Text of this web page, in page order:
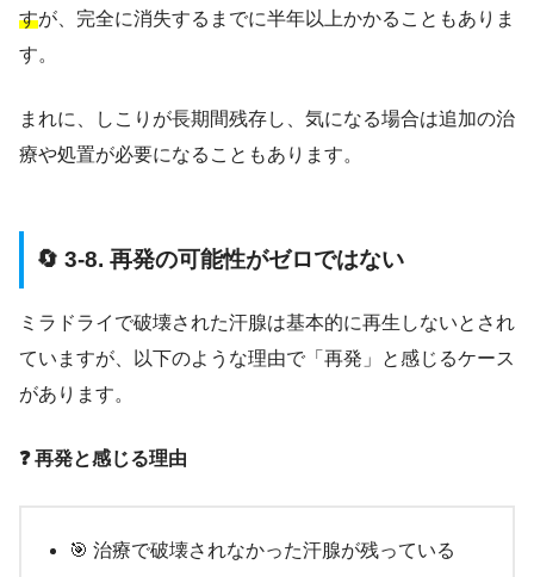
すが、完全に消失するまでに半年以上かかることもありま
す。
まれに、しこりが長期間残存し、気になる場合は追加の治
療や処置が必要になることもあります。
🔄 3-8. 再発の可能性がゼロではない
ミラドライで破壊された汗腺は基本的に再生しないとされ
ていますが、以下のような理由で「再発」と感じるケース
があります。
❓ 再発と感じる理由
🎯 治療で破壊されなかった汗腺が残っている